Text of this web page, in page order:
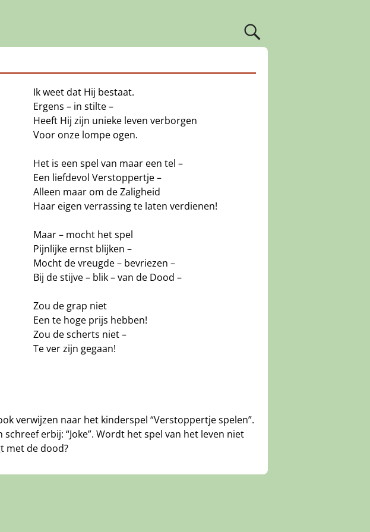
Ik weet dat Hij bestaat.
Ergens – in stilte –
Heeft Hij zijn unieke leven verborgen
Voor onze lompe ogen.
Het is een spel van maar een tel –
Een liefdevol Verstoppertje –
Alleen maar om de Zaligheid
Haar eigen verrassing te laten verdienen!
Maar – mocht het spel
Pijnlijke ernst blijken –
Mocht de vreugde – bevriezen –
Bij de stijve – blik – van de Dood –
Zou de grap niet
Een te hoge prijs hebben!
Zou de scherts niet –
Te ver zijn gegaan!
verwijzen naar het kinderspel “Verstoppertje spelen”.
erbij: “Joke”. Wordt het spel van het leven niet
met de dood?